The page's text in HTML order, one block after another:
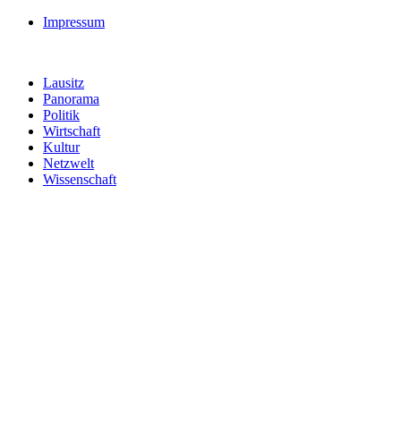
Impressum
Lausitz
Panorama
Politik
Wirtschaft
Kultur
Netzwelt
Wissenschaft